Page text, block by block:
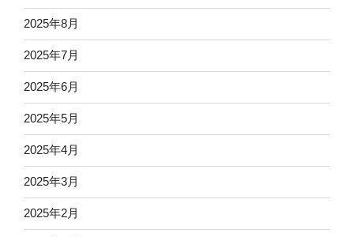
2025年8月
2025年7月
2025年6月
2025年5月
2025年4月
2025年3月
2025年2月